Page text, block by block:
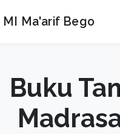
MI Ma'arif Bego
Buku